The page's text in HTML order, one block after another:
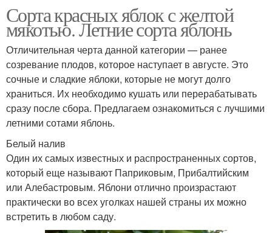
Сорта красных яблок с желтой
мякотью. Летние сорта яблонь
Отличительная черта данной категории — ранее
созревание плодов, которое наступает в августе. Это
сочные и сладкие яблоки, которые не могут долго
храниться. Их необходимо кушать или перерабатывать
сразу после сбора. Предлагаем ознакомиться с лучшими
летними сотами яблонь.
Белый налив
Один их самых известных и распространенных сортов,
который еще называют Паприковым, Прибалтийским
или Алебастровым. Яблони отлично произрастают
практически во всех уголках нашей страны их можно
встретить в любом саду.